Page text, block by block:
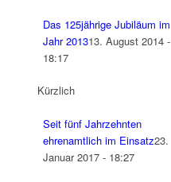
Das 125jährige Jubiläum im
Jahr 201313. August 2014 -
18:17
Kürzlich
Seit fünf Jahrzehnten
ehrenamtlich im Einsatz23.
Januar 2017 - 18:27